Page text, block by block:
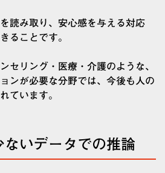
読み取り、安心感を与える対応
ることです。
セリング・医療・介護のような、
ンが必要な分野では、今後も人の
ています。
ないデータでの推論